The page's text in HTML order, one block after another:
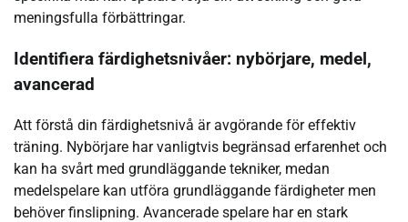
meningsfulla förbättringar.
Identifiera färdighetsnivåer: nybörjare, medel,
avancerad
Att förstå din färdighetsnivå är avgörande för effektiv
träning. Nybörjare har vanligtvis begränsad erfarenhet och
kan ha svårt med grundläggande tekniker, medan
medelspelare kan utföra grundläggande färdigheter men
behöver finslipning. Avancerade spelare har en stark